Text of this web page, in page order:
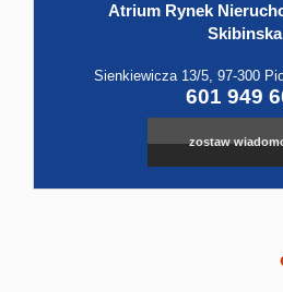
Atrium Rynek
Skibinska
Sienkiewicza 13/5, 97-300
601 949
zostaw